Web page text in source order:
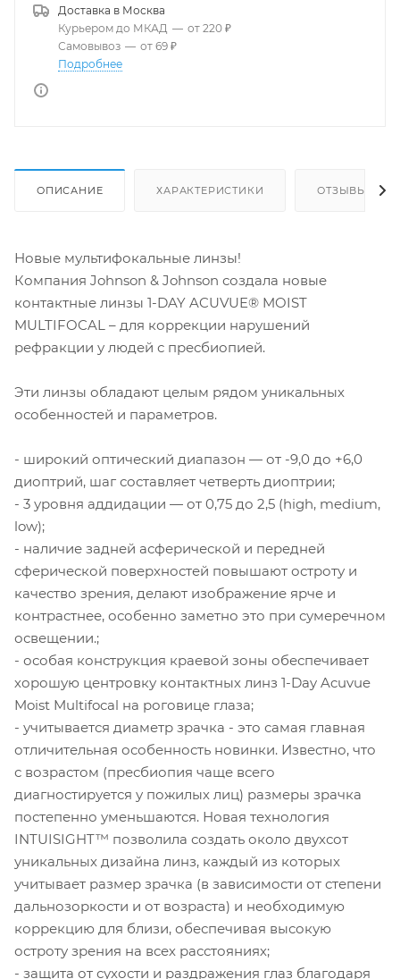
Доставка в Москва
Курьером до МКАД — от 220 ₽
Самовывоз — от 69 ₽
Подробнее
ОПИСАНИЕ ХАРАКТЕРИСТИКИ ОТЗЫВЫ
Новые мультифокальные линзы!
Компания Johnson & Johnson создала новые
контактные линзы 1-DAY ACUVUE® MOIST
MULTIFOCAL – для коррекции нарушений
рефракции у людей с пресбиопией.
Эти линзы обладают целым рядом уникальных
особенностей и параметров.
- широкий оптический диапазон — от -9,0 до +6,0
диоптрий, шаг составляет четверть диоптрии;
- 3 уровня аддидации — от 0,75 до 2,5 (high, medium,
low);
- наличие задней асферической и передней
сферической поверхностей повышают остроту и
качество зрения, делают изображение ярче и
контрастнее, особенно заметно это при сумеречном
освещении.;
- особая конструкция краевой зоны обеспечивает
хорошую центровку контактных линз 1-Day Acuvue
Moist Multifocal на роговице глаза;
- учитывается диаметр зрачка - это самая главная
отличительная особенность новинки. Известно, что
с возрастом (пресбиопия чаще всего
диагностируется у пожилых лиц) размеры зрачка
постепенно уменьшаются. Новая технология
INTUISIGHT™ позволила создать около двухсот
уникальных дизайна линз, каждый из которых
учитывает размер зрачка (в зависимости от степени
дальнозоркости и от возраста) и необходимую
коррекцию для близи, обеспечивая высокую
остроту зрения на всех расстояниях;
- защита от сухости и раздражения глаз благодаря